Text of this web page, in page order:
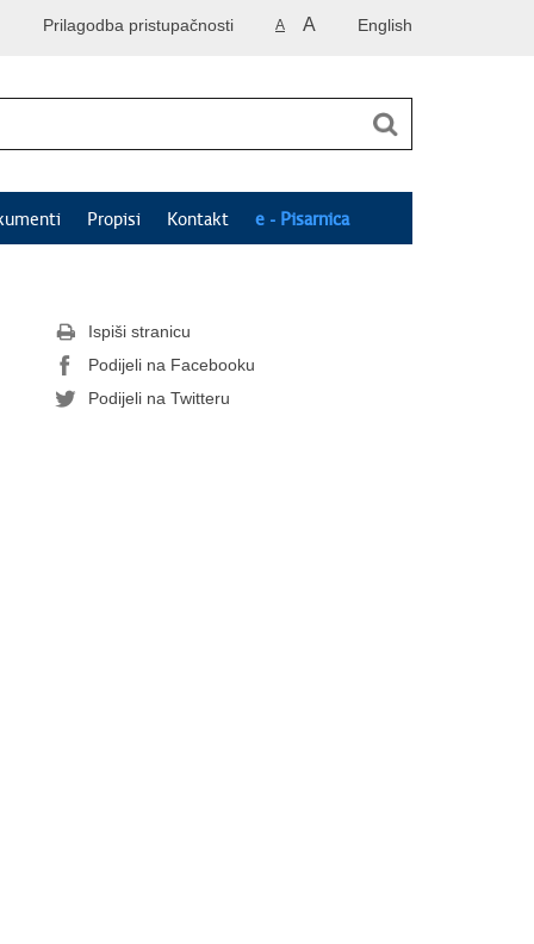
English
A A
Prilagodba pristupačnosti
Propisi Kontakt e - Pisarnica
Ispiši stranicu
Podijeli na Facebooku
Podijeli na Twitteru